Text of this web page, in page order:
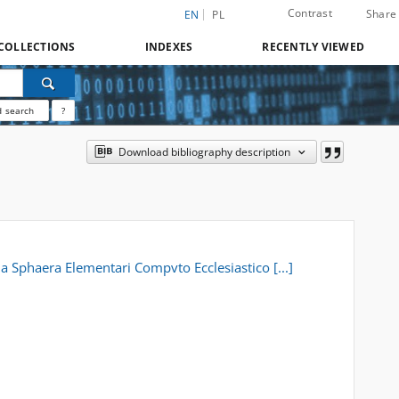
EN PL Contrast Share
INDEXES RECENTLY VIEWED
search ?
Download bibliography description
Elementari Compvto Ecclesiastico [...]